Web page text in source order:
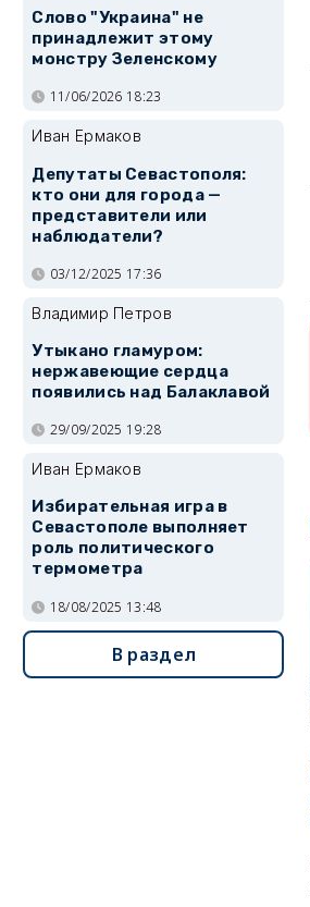
Слово "Украина" не
принадлежит этому
монстру Зеленскому
11/06/2026 18:23
Иван Ермаков
Депутаты Севастополя:
кто они для города —
представители или
наблюдатели?
03/12/2025 17:36
Владимир Петров
Утыкано гламуром:
нержавеющие сердца
появились над Балаклавой
29/09/2025 19:28
Иван Ермаков
Избирательная игра в
Севастополе выполняет
роль политического
термометра
18/08/2025 13:48
В раздел